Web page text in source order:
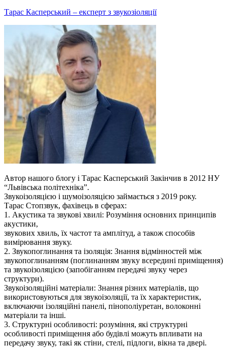
Тарас Касперський – експерт з звукозіоляції
Автор нашого блогу і Тарас Касперський Закінчив в 2012 НУ
“Львівська політехніка”.
Звукоізоляцією і шумоізоляцією займається з 2019 року.
Тарас Стопзвук, фахівець в сферах:
1. Акустика та звукові хвилі: Розуміння основних принципів
акустики,
звукових хвиль, їх частот та амплітуд, а також способів
вимірювання звуку.
2. Звукопоглинання та ізоляція: Знання відмінностей між
звукопоглинанням (поглинанням звуку всередині приміщення)
та звукоізоляцією (запобіганням передачі звуку через
структури).
Звукоізоляційні матеріали: Знання різних матеріалів, що
використовуються для звукоізоляції, та їх характеристик,
включаючи ізоляційні панелі, пінополіуретан, волоконні
матеріали та інші.
3. Структурні особливості: розуміння, які структурні
особливості приміщення або будівлі можуть впливати на
передачу звуку, такі як стіни, стелі, підлоги, вікна та двері.